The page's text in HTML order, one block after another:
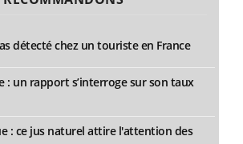
détecté chez un touriste en France
un rapport s’interroge sur son taux
: ce jus naturel attire l'attention des